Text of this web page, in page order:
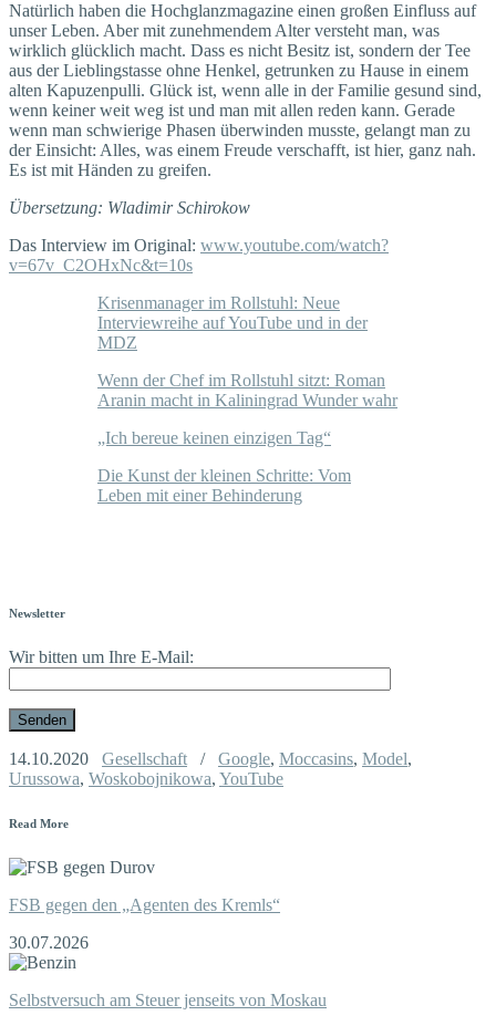
Natürlich haben die Hochglanzmagazine einen großen Einfluss auf
unser Leben. Aber mit zunehmendem Alter versteht man, was
wirklich glücklich macht. Dass es nicht Besitz ist, sondern der Tee
aus der Lieblingstasse ohne Henkel, getrunken zu Hause in einem
alten Kapuzenpulli. Glück ist, wenn alle in der Familie gesund sind,
wenn keiner weit weg ist und man mit allen reden kann. Gerade
wenn man schwierige Phasen überwinden musste, gelangt man zu
der Einsicht: Alles, was einem Freude verschafft, ist hier, ganz nah.
Es ist mit Händen zu greifen.
Übersetzung: Wladimir Schirokow
Das Interview im Original: www.youtube.com/watch?
v=67v_C2OHxNc&t=10s
Krisenmanager im Rollstuhl: Neue
Interviewreihe auf YouTube und in der
MDZ
Wenn der Chef im Rollstuhl sitzt: Roman
Aranin macht in Kaliningrad Wunder wahr
„Ich bereue keinen einzigen Tag“
Die Kunst der kleinen Schritte: Vom
Leben mit einer Behinderung
Newsletter
Wir bitten um Ihre E-Mail:
14.10.2020 Gesellschaft / Google, Moccasins, Model,
Urussowa, Woskobojnikowa, YouTube
Read More
FSB gegen den „Agenten des Kremls“
30.07.2026
Selbstversuch am Steuer jenseits von Moskau